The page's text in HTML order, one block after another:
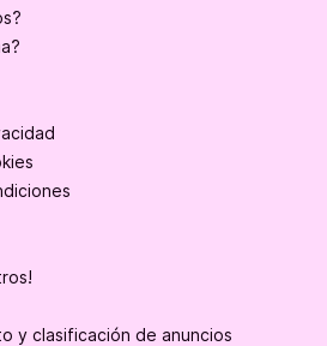
y clasificación de anuncios